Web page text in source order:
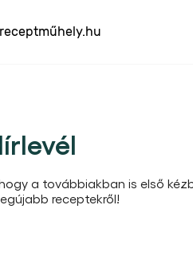
receptműhely.hu
a továbbiakban is első
receptekről!